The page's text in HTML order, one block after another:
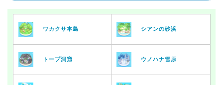
ワカクサ本島 シアンの砂浜
トープ洞窟 ウノハナ雪原